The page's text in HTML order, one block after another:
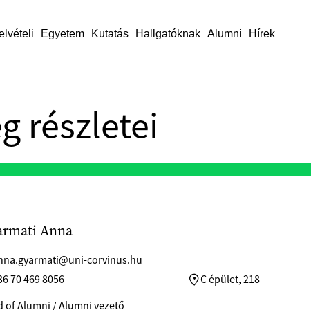
Egyetem Kutatás Hallgatóknak Alumni Hírek
részletei
Anna
corvinus.hu
70 469 8056
C épület, 218
of Alumni / Alumni vezető